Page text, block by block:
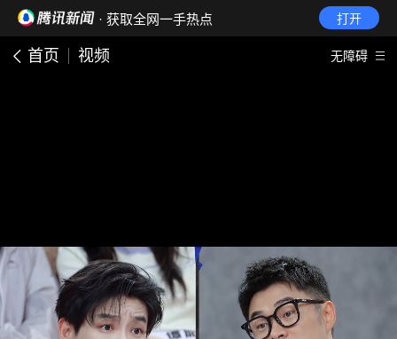
· 获取全网一手热点 打开
首页 视频 无障碍